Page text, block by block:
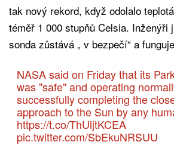
tak nový rekord, když odolalo
téměř 1 000 stupňů Celsia. Inženýři
sonda zůstává „ v bezpečí“ a
NASA said on Friday that its
was "safe" and operating
successfully completing the
approach to the Sun by any
https://t.co/ThUljtKCEA
pic.twitter.com/SbEkuNRSUU